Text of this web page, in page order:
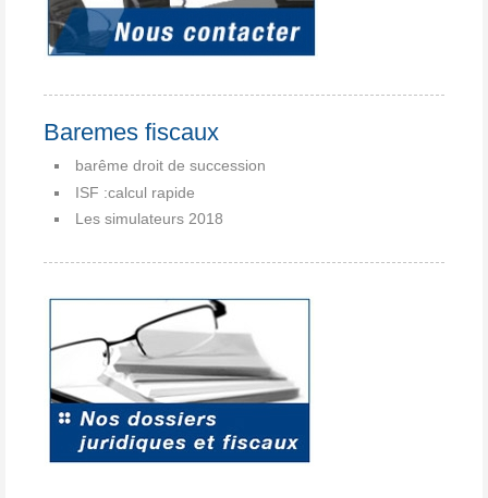
Baremes fiscaux
barême droit de succession
ISF :calcul rapide
Les simulateurs 2018